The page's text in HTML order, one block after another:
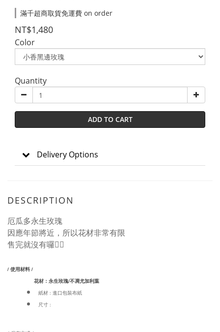
滿千超商取貨免運費 on order
NT$1,480
Color
Quantity
ADD TO CART
Delivery Options
DESCRIPTION
厄瓜多永生玫瑰
因應年節將近，所以花材非常有限
售完就沒有囉🙇‍♀️
/ 使用材料 /
花材：永生玫瑰/不凋尤加利葉
紙材 : 進口包裝布紙
尺寸 :